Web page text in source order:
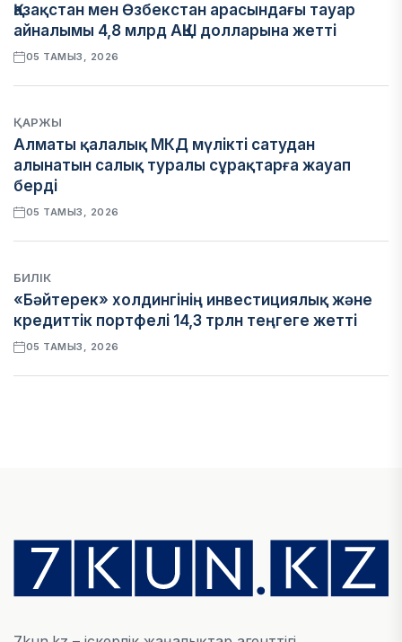
Қазақстан мен Өзбекстан арасындағы тауар
айналымы 4,8 млрд АҚШ долларына жетті
05 ТАМЫЗ, 2026
ҚАРЖЫ
Алматы қалалық МКД мүлікті сатудан
алынатын салық туралы сұрақтарға жауап
берді
05 ТАМЫЗ, 2026
БИЛІК
«Бәйтерек» холдингінің инвестициялық және
кредиттік портфелі 14,3 трлн теңгеге жетті
05 ТАМЫЗ, 2026
ҚАРЖЫ
Отбасы банктің қолдауымен 1,5 жыл ішінде 40
мыңға жуық отбасы қоныс тойын тойлады